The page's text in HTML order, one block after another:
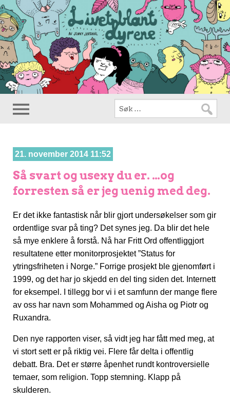
21. november 2014 11:52
Så svart og usexy du er. …og
forresten så er jeg uenig med deg.
Er det ikke fantastisk når blir gjort undersøkelser som gir
ordentlige svar på ting? Det synes jeg. Da blir det hele
så mye enklere å forstå. Nå har Fritt Ord offentliggjort
resultatene etter monitorprosjektet ”Status for
ytringsfriheten i Norge.” Forrige prosjekt ble gjenomført i
1999, og det har jo skjedd en del ting siden det. Internett
for eksempel. I tillegg bor vi i et samfunn der mange flere
av oss har navn som Mohammed og Aisha og Piotr og
Ruxandra.
Den nye rapporten viser, så vidt jeg har fått med meg, at
vi stort sett er på riktig vei. Flere får delta i offentlig
debatt. Bra. Det er større åpenhet rundt kontroversielle
temaer, som religion. Topp stemning. Klapp på
skulderen.